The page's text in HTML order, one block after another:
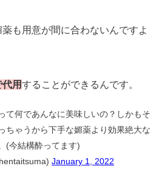
も用意が間に合わないんですよ
用することができるんです。
て何であんなに美味しいの？しかもそ
ちゃうから下手な媚薬より効果絶大な
(今結構酔ってます)
January 1, 2022